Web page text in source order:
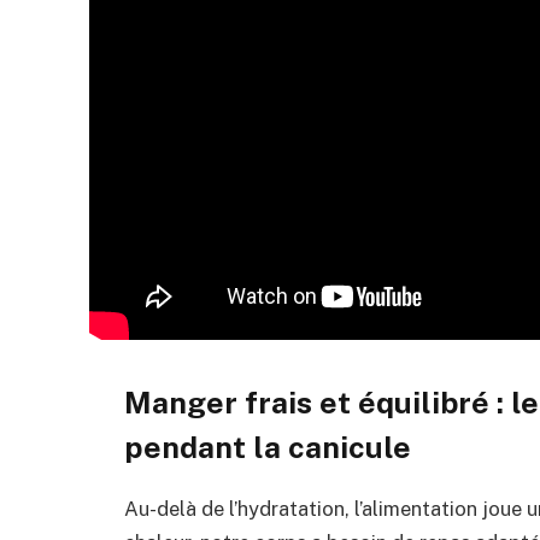
Manger frais et équilibré :
pendant la canicule
Au-delà de l’hydratation, l’alimentation joue